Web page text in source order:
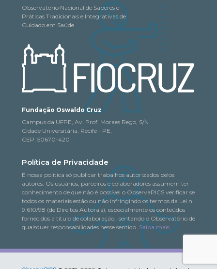
Observatório Nacional de Saberes e
Práticas Tradicionais e Integrativas de
Cuidado em Saúde
Fundação Oswaldo Cruz
Campus da UFPE, Av. Prof. Moraes Rego, S/N
Cidade Universitária, Recife - PE,
CEP: 50670-420
Política de Privacidade
É nossa política só publicar trabalhos autorizados pelos
autores. Os usuários, parceiros e colaboradores assumem ter
conhecimento de que não é possível o ObservaPICS verificar se
todos os materiais estão ou não infringindo os termos da Lei n.
9.610/98 (de Direitos Autorais), especialmente os conteúdos
fornecidos a título de colaboração, isentando o Observatório de
quaisquer responsabilidades nesse sentido. Saiba mais